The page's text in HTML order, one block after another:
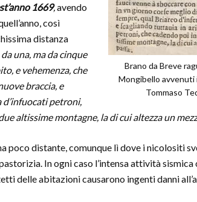
Brano da Breve
Mongibello avvenuti
Tommaso
1669,avendo
così
distanza
una, ma da cinque
e vehemenza, che
braccia, e
petroni,
altissime montagne, la di cui altezza un
poco distante, comunque lì dove i nicolositi
In ogni caso l’intensa attività sismica
delle abitazioni causarono ingenti danni